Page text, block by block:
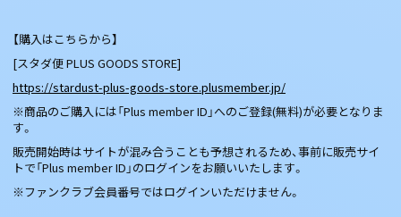
【購入はこちらから】
[スタダ便 PLUS GOODS STORE]
https://stardust-plus-goods-store.plusmember.jp/
※商品のご購入には「Plus member ID」へのご登録(無料)が必要となりま
す。
販売開始時はサイトが混み合うことも予想されるため、事前に販売サイ
トで「Plus member ID」のログインをお願いいたします。
※ファンクラブ会員番号ではログインいただけません。